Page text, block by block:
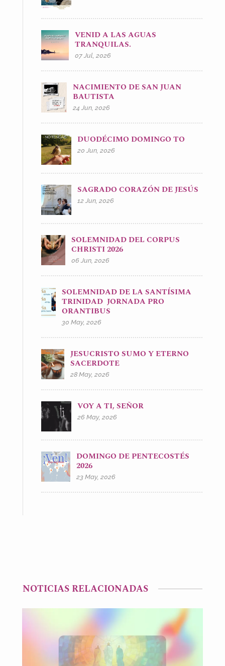
VENID A LAS AGUAS
TRANQUILAS.
07 Jul, 2026
NACIMIENTO DE SAN JUAN
BAUTISTA
24 Jun, 2026
DUODÉCIMO DOMINGO TO
20 Jun, 2026
SAGRADO CORAZÓN DE JESÚS
12 Jun, 2026
SOLEMNIDAD DEL CORPUS
CHRISTI 2026
06 Jun, 2026
SOLEMNIDAD DE LA SANTÍSIMA
TRINIDAD JORNADA PRO
ORANTIBUS
30 May, 2026
JESUCRISTO SUMO Y ETERNO
SACERDOTE
28 May, 2026
VOY A TI, SEÑOR
26 May, 2026
DOMINGO DE PENTECOSTÉS
2026
23 May, 2026
NOTICIAS RELACIONADAS